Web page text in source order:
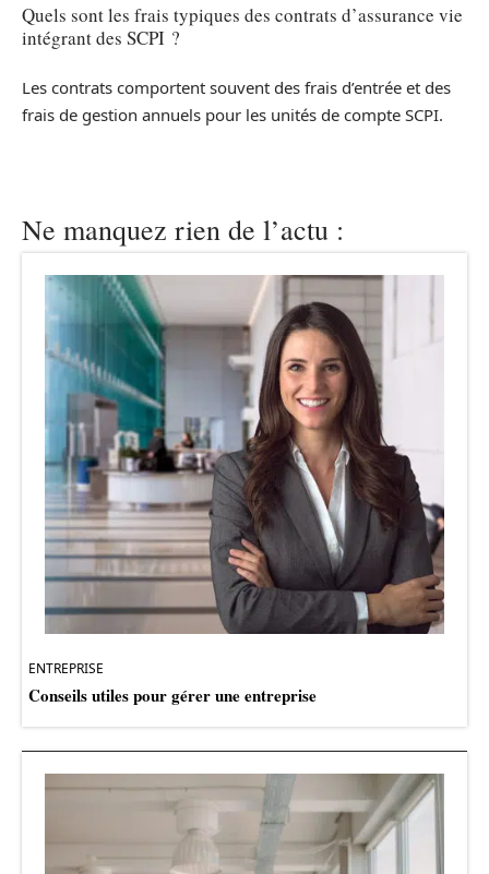
Quels sont les frais typiques des contrats d’assurance vie
intégrant des SCPI ?
Les contrats comportent souvent des frais d’entrée et des
frais de gestion annuels pour les unités de compte SCPI.
Ne manquez rien de l’actu :
ENTREPRISE
Conseils utiles pour gérer une entreprise